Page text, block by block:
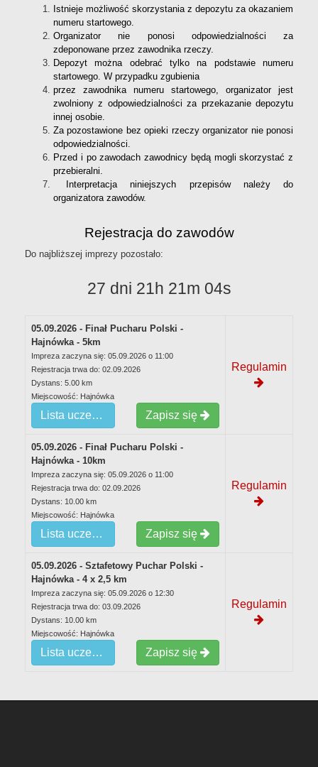
Istnieje możliwość skorzystania z depozytu za okazaniem
numeru startowego.
Organizator nie ponosi odpowiedzialności za
zdeponowane przez zawodnika rzeczy.
Depozyt można odebrać tylko na podstawie numeru
startowego. W przypadku zgubienia
przez zawodnika numeru startowego, organizator jest
zwolniony z odpowiedzialności za przekazanie depozytu
innej osobie.
Za pozostawione bez opieki rzeczy organizator nie ponosi
odpowiedzialności.
Przed i po zawodach zawodnicy będą mogli skorzystać z
przebieralni.
Interpretacja niniejszych przepisów należy do
organizatora zawodów.
Rejestracja do zawodów
Do najbliższej imprezy pozostało:
27 dni 21h 21m 04s
05.09.2026 - Finał Pucharu Polski -
Hajnówka - 5km
Impreza zaczyna się: 05.09.2026 o 11:00
Rejestracja trwa do: 02.09.2026
Dystans: 5.00 km
Miejscowość: Hajnówka
Lista uczestników Zapisz się
Regulamin
05.09.2026 - Finał Pucharu Polski -
Hajnówka - 10km
Impreza zaczyna się: 05.09.2026 o 11:00
Rejestracja trwa do: 02.09.2026
Dystans: 10.00 km
Miejscowość: Hajnówka
Lista uczestników Zapisz się
Regulamin
05.09.2026 - Sztafetowy Puchar Polski -
Hajnówka - 4 x 2,5 km
Impreza zaczyna się: 05.09.2026 o 12:30
Rejestracja trwa do: 03.09.2026
Dystans: 10.00 km
Miejscowość: Hajnówka
Lista uczestników Zapisz się
Regulamin